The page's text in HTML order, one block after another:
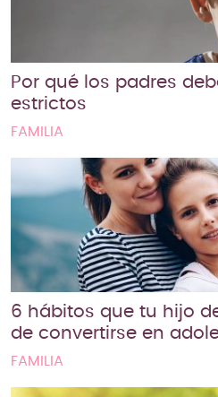
Por qué los padres
estrictos
FAMILIA
6 hábitos que tu hijo
de convertirse en
FAMILIA